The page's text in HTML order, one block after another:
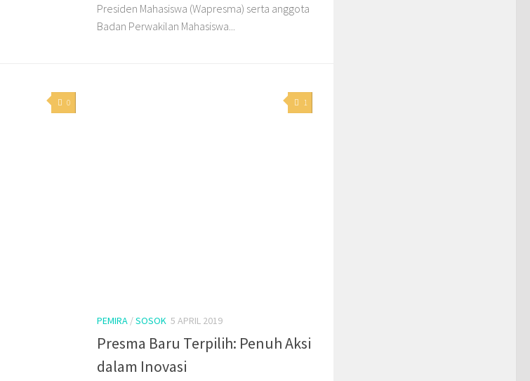
Presiden Mahasiswa (Wapresma) serta anggota
Badan Perwakilan Mahasiswa...
0 1
PEMIRA /SOSOK 5 APRIL 2019
Presma Baru Terpilih: Penuh Aksi
dalam Inovasi